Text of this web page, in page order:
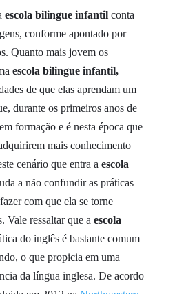
escola bilingue infantil conta
conforme apontado por
Quanto mais jovem os
escola bilingue infantil,
de que elas aprendam um
durante os primeiros anos de
formação e é nesta época que
mais conhecimento
cenário que entra a escola
a não confundir as práticas
com que ela se torne
Vale ressaltar que a escola
do inglês é bastante comum
o que propicia em uma
da língua inglesa. De acordo